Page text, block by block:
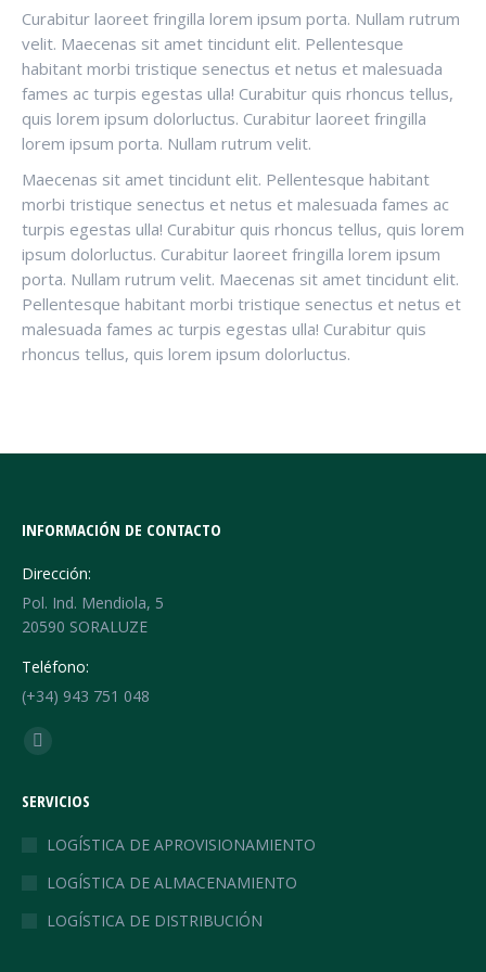
Curabitur laoreet fringilla lorem ipsum porta. Nullam rutrum
velit. Maecenas sit amet tincidunt elit. Pellentesque
habitant morbi tristique senectus et netus et malesuada
fames ac turpis egestas ulla! Curabitur quis rhoncus tellus,
quis lorem ipsum dolorluctus. Curabitur laoreet fringilla
lorem ipsum porta. Nullam rutrum velit.
Maecenas sit amet tincidunt elit. Pellentesque habitant
morbi tristique senectus et netus et malesuada fames ac
turpis egestas ulla! Curabitur quis rhoncus tellus, quis lorem
ipsum dolorluctus. Curabitur laoreet fringilla lorem ipsum
porta. Nullam rutrum velit. Maecenas sit amet tincidunt elit.
Pellentesque habitant morbi tristique senectus et netus et
malesuada fames ac turpis egestas ulla! Curabitur quis
rhoncus tellus, quis lorem ipsum dolorluctus.
INFORMACIÓN DE CONTACTO
Dirección:
Pol. Ind. Mendiola, 5
20590 SORALUZE
Teléfono:
(+34) 943 751 048
Find us on:
Linkedin
opens
in
window
SERVICIOS
LOGÍSTICA DE APROVISIONAMIENTO
LOGÍSTICA DE ALMACENAMIENTO
LOGÍSTICA DE DISTRIBUCIÓN